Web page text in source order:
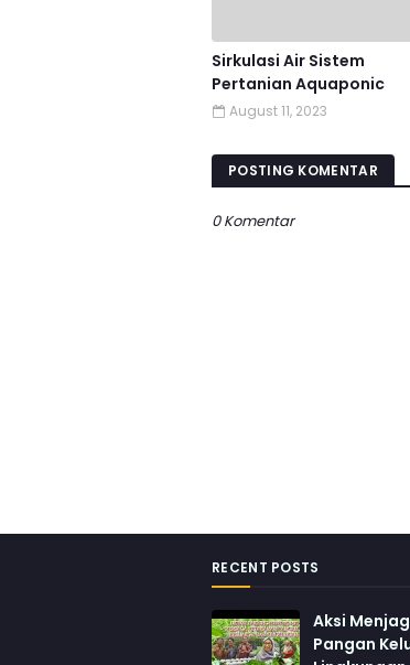
Sirkulasi Air Sistem
Pertanian Aquaponic
August 11, 2023
POSTING KOMENTAR
0 Komentar
RECENT POSTS
Aksi
Pangan